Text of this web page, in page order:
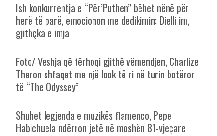
Ish konkurrentja e “Për’Puthen” bëhet nënë për
herë të parë, emocionon me dedikimin: Dielli im,
gjithçka e imja
Foto/ Veshja që tërhoqi gjithë vëmendjen, Charlize
Theron shfaqet me një look të ri në turin botëror
të “The Odyssey”
Shuhet legjenda e muzikës flamenco, Pepe
Habichuela ndërron jetë në moshën 81-vjeçare